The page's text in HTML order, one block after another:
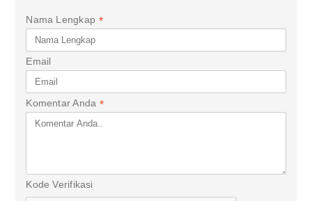
Nama Lengkap *
Email
Komentar Anda *
Kode Verifikasi